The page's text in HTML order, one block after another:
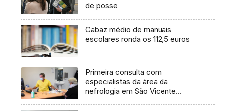
de posse
Cabaz médio de manuais
escolares ronda os 112,5 euros
Primeira consulta com
especialistas da área da
nefrologia em São Vicente